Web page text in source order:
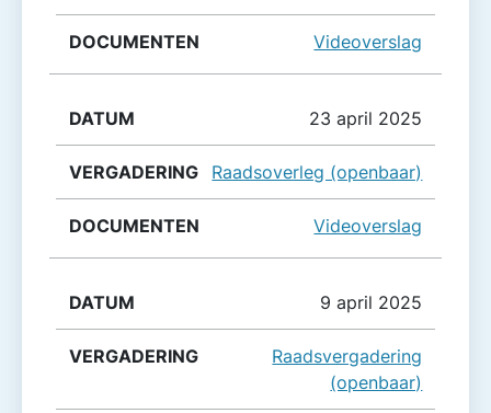
Videoverslag
23 april 2025
Raadsoverleg (openbaar)
Videoverslag
9 april 2025
Raadsvergadering
(openbaar)